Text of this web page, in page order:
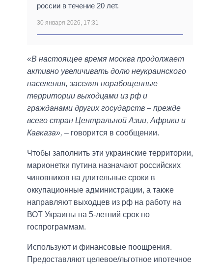
россии в течение 20 лет.
30 января 2026, 17:31
«В настоящее время москва продолжает
активно увеличивать долю неукраинского
населения, заселяя порабощенные
территории выходцами из рф и
гражданами других государств – прежде
всего стран Центральной Азии, Африки и
Кавказа», – говорится в сообщении.
Чтобы заполнить эти украинские территории,
марионетки путина назначают российских
чиновников на длительные сроки в
оккупационные администрации, а также
направляют выходцев из рф на работу на
ВОТ Украины на 5-летний срок по
госпрограммам.
Используют и финансовые поощрения.
Предоставляют целевое/льготное ипотечное